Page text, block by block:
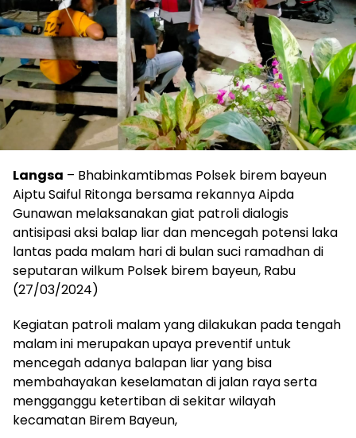
Langsa – Bhabinkamtibmas Polsek birem bayeun
Aiptu Saiful Ritonga bersama rekannya Aipda
Gunawan melaksanakan giat patroli dialogis
antisipasi aksi balap liar dan mencegah potensi laka
lantas pada malam hari di bulan suci ramadhan di
seputaran wilkum Polsek birem bayeun, Rabu
(27/03/2024)
Kegiatan patroli malam yang dilakukan pada tengah
malam ini merupakan upaya preventif untuk
mencegah adanya balapan liar yang bisa
membahayakan keselamatan di jalan raya serta
mengganggu ketertiban di sekitar wilayah
kecamatan Birem Bayeun,